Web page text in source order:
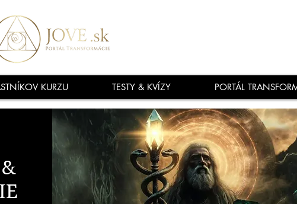
KURZU TESTY & KVÍZY PORTÁL